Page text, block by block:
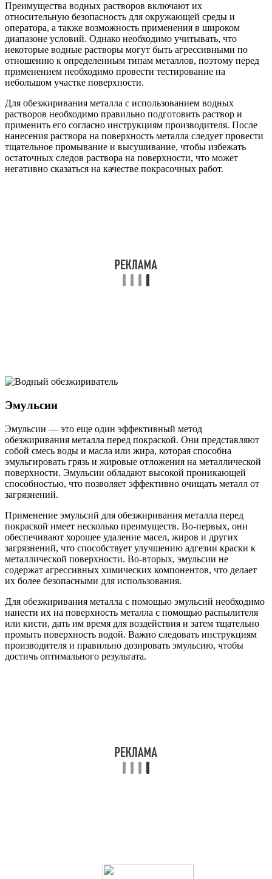
Преимущества водных растворов включают их
относительную безопасность для окружающей среды и
оператора, а также возможность применения в широком
диапазоне условий. Однако необходимо учитывать, что
некоторые водные растворы могут быть агрессивными по
отношению к определенным типам металлов, поэтому перед
применением необходимо провести тестирование на
небольшом участке поверхности.
Для обезжиривания металла с использованием водных
растворов необходимо правильно подготовить раствор и
применить его согласно инструкциям производителя. После
нанесения раствора на поверхность металла следует провести
тщательное промывание и высушивание, чтобы избежать
остаточных следов раствора на поверхности, что может
негативно сказаться на качестве покрасочных работ.
Эмульсии
Эмульсии — это еще один эффективный метод
обезжиривания металла перед покраской. Они представляют
собой смесь воды и масла или жира, которая способна
эмульгировать грязь и жировые отложения на металлической
поверхности. Эмульсии обладают высокой проникающей
способностью, что позволяет эффективно очищать металл от
загрязнений.
Применение эмульсий для обезжиривания металла перед
покраской имеет несколько преимуществ. Во-первых, они
обеспечивают хорошее удаление масел, жиров и других
загрязнений, что способствует улучшению адгезии краски к
металлической поверхности. Во-вторых, эмульсии не
содержат агрессивных химических компонентов, что делает
их более безопасными для использования.
Для обезжиривания металла с помощью эмульсий необходимо
нанести их на поверхность металла с помощью распылителя
или кисти, дать им время для воздействия и затем тщательно
промыть поверхность водой. Важно следовать инструкциям
производителя и правильно дозировать эмульсию, чтобы
достичь оптимального результата.